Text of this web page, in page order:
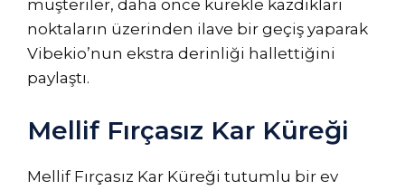
müşteriler, daha önce kürekle kazdıkları
noktaların üzerinden ilave bir geçiş yaparak
Vibekio’nun ekstra derinliği hallettiğini
paylaştı.
Mellif Fırçasız Kar Küreği
Mellif Fırçasız Kar Küreği tutumlu bir ev